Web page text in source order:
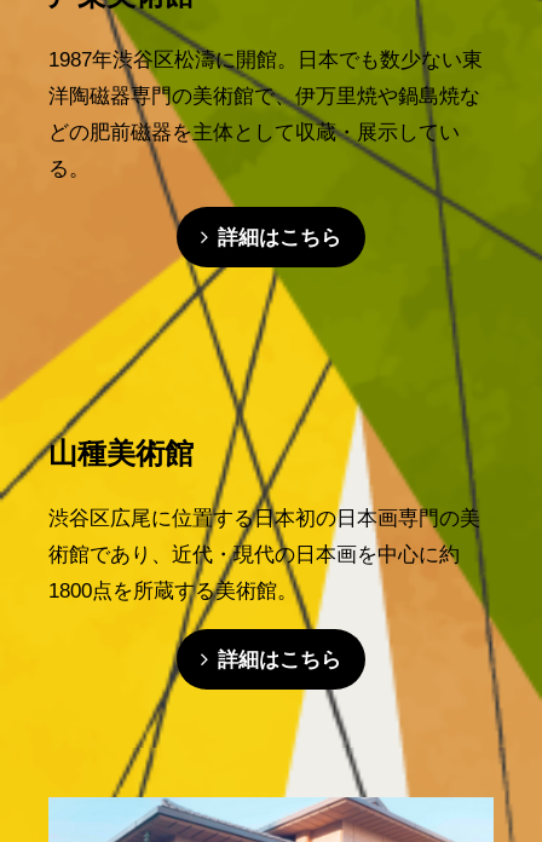
1987年渋谷区松濤に開館。日本でも数少ない東
洋陶磁器専門の美術館で、伊万里焼や鍋島焼な
どの肥前磁器を主体として収蔵・展示してい
る。
詳細はこちら
山種美術館
渋谷区広尾に位置する日本初の日本画専門の美
術館であり、近代・現代の日本画を中心に約
1800点を所蔵する美術館。
詳細はこちら